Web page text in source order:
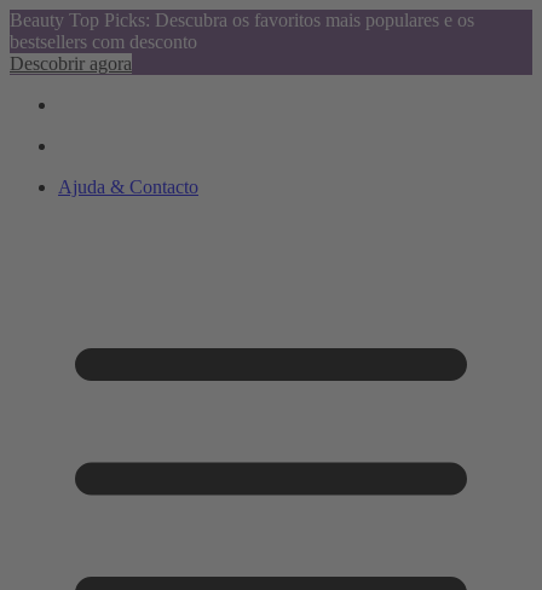
Beauty Top Picks: Descubra os favoritos mais populares e os
bestsellers com desconto
Descobrir agora
Ajuda & Contacto